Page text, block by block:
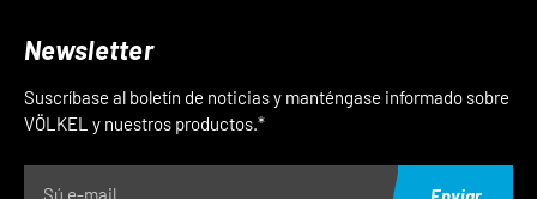
Newsletter
Suscríbase al boletín de noticias y manténgase informado sobre
VÖLKEL y nuestros productos.*